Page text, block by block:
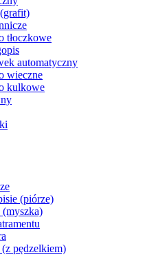
tłoczkowe
automatyczny
wieczne
kulkowe
(piórze)
pędzelkiem)